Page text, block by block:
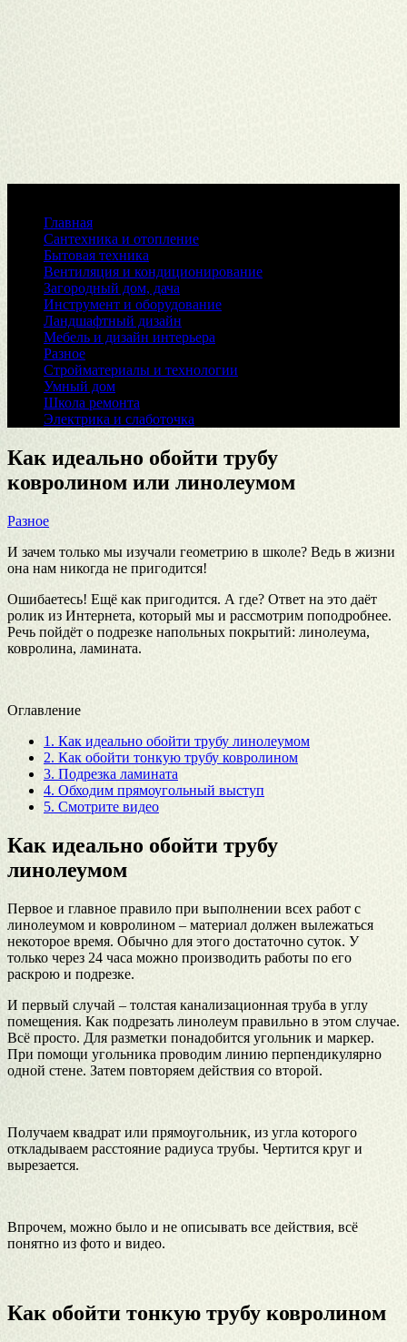
Главная
Сантехника и отопление
Бытовая техника
Вентиляция и кондиционирование
Загородный дом, дача
Инструмент и оборудование
Ландшафтный дизайн
Мебель и дизайн интерьера
Разное
Стройматериалы и технологии
Умный дом
Школа ремонта
Электрика и слаботочка
Как идеально обойти трубу
ковролином или линолеумом
Разное
И зачем только мы изучали геометрию в школе? Ведь в жизни
она нам никогда не пригодится!
Ошибаетесь! Ещё как пригодится. А где? Ответ на это даёт
ролик из Интернета, который мы и рассмотрим поподробнее.
Речь пойдёт о подрезке напольных покрытий: линолеума,
ковролина, ламината.
Оглавление
1. Как идеально обойти трубу линолеумом
2. Как обойти тонкую трубу ковролином
3. Подрезка ламината
4. Обходим прямоугольный выступ
5. Смотрите видео
Как идеально обойти трубу
линолеумом
Первое и главное правило при выполнении всех работ с
линолеумом и ковролином – материал должен вылежаться
некоторое время. Обычно для этого достаточно суток. У
только через 24 часа можно производить работы по его
раскрою и подрезке.
И первый случай – толстая канализационная труба в углу
помещения. Как подрезать линолеум правильно в этом случае.
Всё просто. Для разметки понадобится угольник и маркер.
При помощи угольника проводим линию перпендикулярно
одной стене. Затем повторяем действия со второй.
Получаем квадрат или прямоугольник, из угла которого
откладываем расстояние радиуса трубы. Чертится круг и
вырезается.
Впрочем, можно было и не описывать все действия, всё
понятно из фото и видео.
Как обойти тонкую трубу ковролином